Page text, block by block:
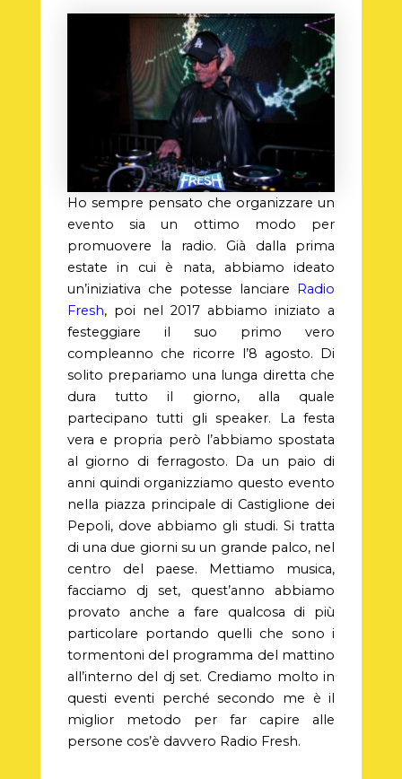
Ho sempre pensato che organizzare un
evento sia un ottimo modo per
promuovere la radio. Già dalla prima
estate in cui è nata, abbiamo ideato
un’iniziativa che potesse lanciare Radio
Fresh, poi nel 2017 abbiamo iniziato a
festeggiare il suo primo vero
compleanno che ricorre l’8 agosto. Di
solito prepariamo una lunga diretta che
dura tutto il giorno, alla quale
partecipano tutti gli speaker. La festa
vera e propria però l’abbiamo spostata
al giorno di ferragosto. Da un paio di
anni quindi organizziamo questo evento
nella piazza principale di Castiglione dei
Pepoli, dove abbiamo gli studi. Si tratta
di una due giorni su un grande palco, nel
centro del paese. Mettiamo musica,
facciamo dj set, quest’anno abbiamo
provato anche a fare qualcosa di più
particolare portando quelli che sono i
tormentoni del programma del mattino
all’interno del dj set. Crediamo molto in
questi eventi perché secondo me è il
miglior metodo per far capire alle
persone cos’è davvero Radio Fresh.